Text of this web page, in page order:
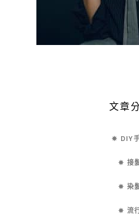
文章
✵ DIY
✵ 接
✵ 染
✵ 流